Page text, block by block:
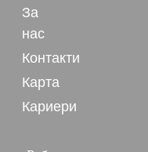
За
нас
Контакти
Карта
Кариери